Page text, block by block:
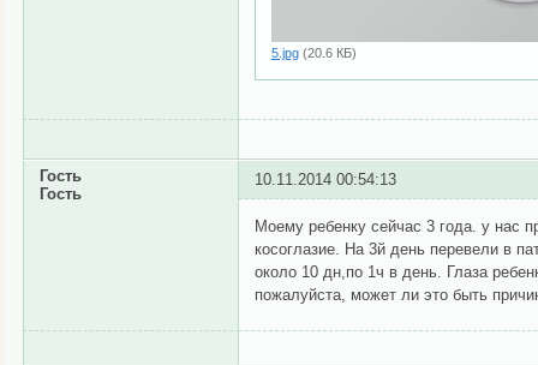
5.jpg (20.6 КБ)
Гость
Гость
10.11.2014 00:54:13
Моему ребенку сейчас 3 года. у нас
косоглазие. На 3й день перевели в
около 10 дн,по 1ч в день. Глаза
пожалуйста, может ли это быть